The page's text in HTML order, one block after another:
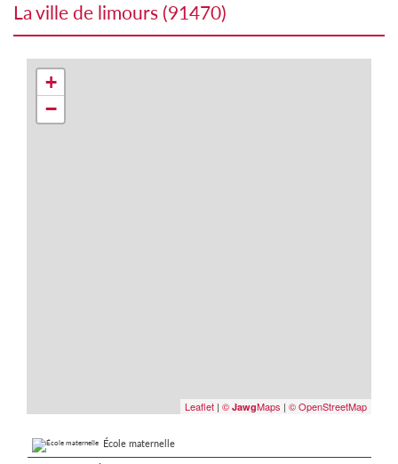
la ville de limours (91470)
+
−
Leaflet | © JawgMaps | © OpenStreetMap
École maternelle